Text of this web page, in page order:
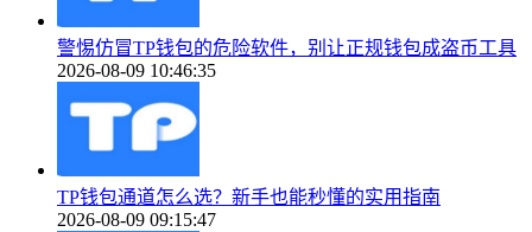
警惕仿冒TP钱包的危险软件，别让正规钱包成盗币工具
2026-08-09 10:46:35
TP钱包通道怎么选？新手也能秒懂的实用指南
2026-08-09 09:15:47